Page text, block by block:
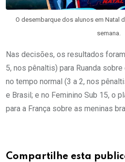
O desembarque dos alunos em Natal
semana.
Nas decisões, os resultados
5, nos pênaltis) para Ruanda sobre
no tempo normal (3 a 2, nos
e Brasil; e no Feminino Sub 15, o
para a França sobre as meninas
Compartilhe esta